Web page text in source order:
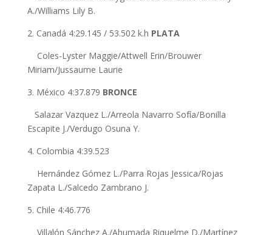
A./Williams Lily B.
2. Canadá 4:29.145 / 53.502 k.h PLATA
Coles-Lyster Maggie/Attwell Erin/Brouwer
Miriam/Jussaume Laurie
3. México 4:37.879 BRONCE
Salazar Vazquez L./Arreola Navarro Sofía/Bonilla
Escapite J./Verdugo Osuna Y.
4. Colombia 4:39.523
Hernández Gómez L./Parra Rojas Jessica/Rojas
Zapata L./Salcedo Zambrano J.
5. Chile 4:46.776
Villalón Sánchez A./Ahumada Riquelme D./Martínez